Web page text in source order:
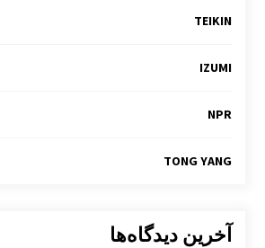
TEIKIN
IZUMI
NPR
TONG YANG
آخرین دیدگاه‌ها